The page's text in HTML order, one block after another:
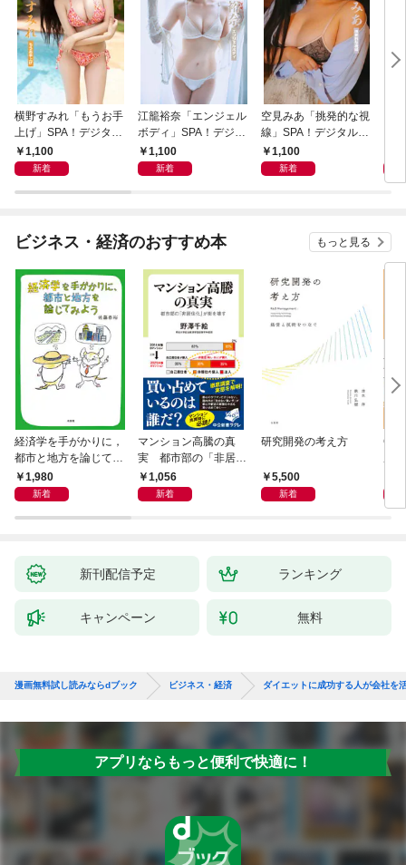
横野すみれ「もうお手
上げ」SPA！デジタル
写真集
1,100
新着
江籠裕奈「エンジェル
ボディ」SPA！デジタ
ル写真集
1,100
新着
空見みあ「挑発的な視
線」SPA！デジタル写
真集1,100
新着
の
ビジネス・経済のおすすめ本 もっと見る
経済学を手がかりに，
都市と地方を論じてみ
よう1,980
新着
マンション高騰の真
実 都市部の「非居住
化」が街を壊す
1,056
新着
研究開発の考え方
5,500
新着
新刊配信予定 ランキング
キャンペーン 無料
漫画無料試し読みならdブック ビジネス・経済 ダイエットに成功する人が会社を
アプリならもっと便利で快適に！